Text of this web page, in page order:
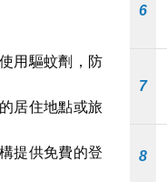
用驅蚊劑，防
居住地點或旅
提供免費的登
6
7
8